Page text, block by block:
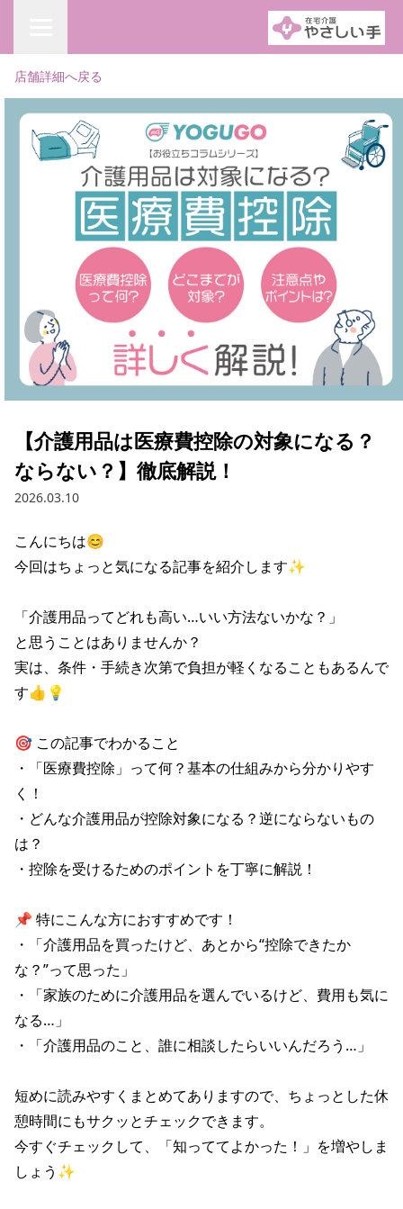
店舗詳細へ戻る
【介護用品は医療費控除の対象になる？
ならない？】徹底解説！
2026.03.10
こんにちは😊
今回はちょっと気になる記事を紹介します✨
「介護用品ってどれも高い…いい方法ないかな？」
と思うことはありませんか？
実は、条件・手続き次第で負担が軽くなることもあるんで
す👍💡
🎯 この記事でわかること
・「医療費控除」って何？基本の仕組みから分かりやす
く！
・どんな介護用品が控除対象になる？逆にならないもの
は？
・控除を受けるためのポイントを丁寧に解説！
📌 特にこんな方におすすめです！
・「介護用品を買ったけど、あとから“控除できたか
な？”って思った」
・「家族のために介護用品を選んでいるけど、費用も気に
なる…」
・「介護用品のこと、誰に相談したらいいんだろう…」
短めに読みやすくまとめてありますので、ちょっとした休
憩時間にもサクッとチェックできます。
今すぐチェックして、「知っててよかった！」を増やしま
しょう✨